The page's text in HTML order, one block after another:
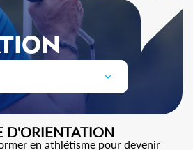
D'ORIENTATION
en athlétisme pour devenir